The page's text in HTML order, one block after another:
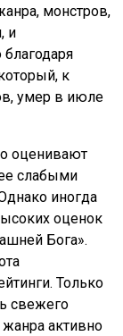
монстров,
и
к
умер в июле
оценивают
слабыми
иногда
оценок
Бога».
Только
свежего
активно